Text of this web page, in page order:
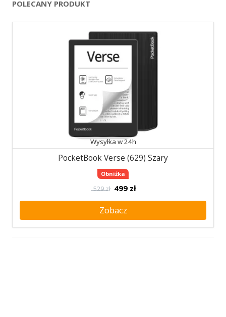
POLECANY PRODUKT
Wysyłka w 24h
PocketBook Verse (629) Szary
Obniżka
529 zł 499 zł
Zobacz